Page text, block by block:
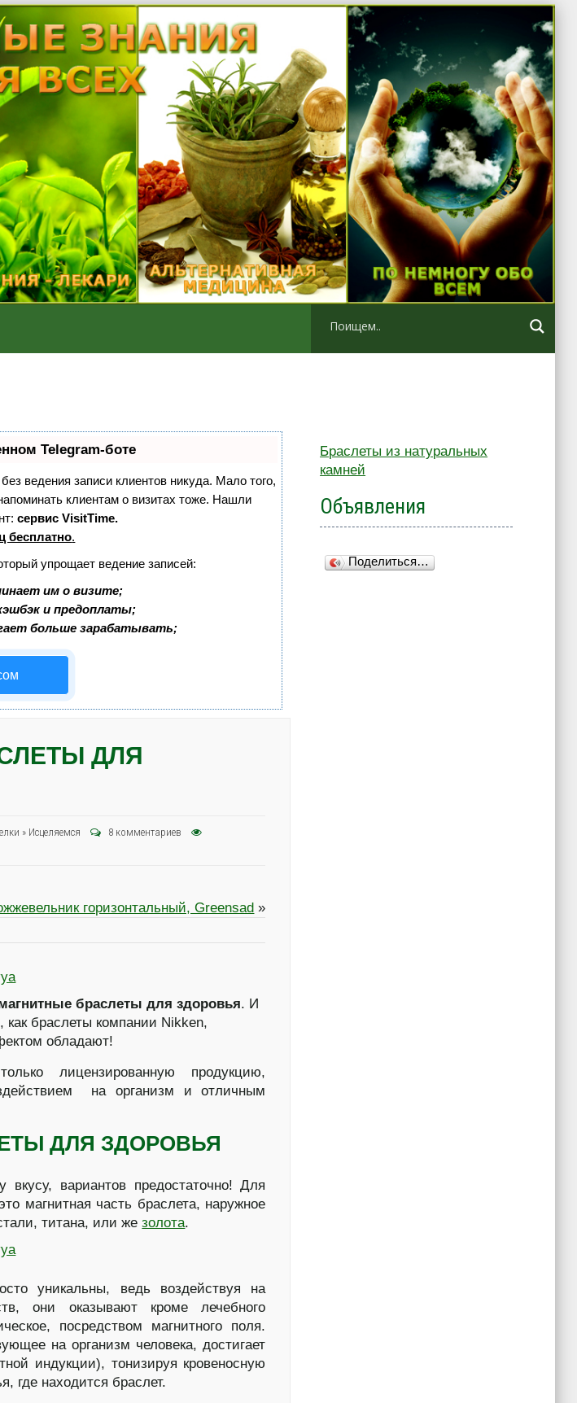
Telegram-боте
ведения записи клиентов никуда. Мало того,
клиентам о визитах тоже. Нашли
сервис VisitTime.
бесплатно.
упрощает ведение записей:
им о визите;
и предоплаты;
больше зарабатывать;
ДЛЯ
» Иcцеляемся
8 комментариев
горизонтальный, Greensad »
браслеты для здоровья. И
браслеты компании Nikken,
обладают!
лицензированную продукцию,
на организм и отличным
ДЛЯ ЗДОРОВЬЯ
вариантов предостаточно! Для
магнитная часть браслета, наружное
титана, или жезолота.
уникальны, ведь воздействуя на
они оказывают кроме лечебного
посредством магнитного поля.
на организм человека, достигает
индукции), тонизируя кровеносную
где находится браслет.
Браслеты из натуральных
камней
Объявления
Поделиться…